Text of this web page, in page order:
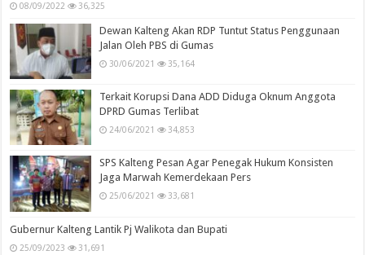
08/09/2022 36,325
Dewan Kalteng Akan RDP Tuntut Status Penggunaan
Jalan Oleh PBS di Gumas
30/06/2021 35,164
Terkait Korupsi Dana ADD Diduga Oknum Anggota
DPRD Gumas Terlibat
24/06/2021 34,853
SPS Kalteng Pesan Agar Penegak Hukum Konsisten
Jaga Marwah Kemerdekaan Pers
25/06/2021 33,681
Gubernur Kalteng Lantik Pj Walikota dan Bupati
25/09/2023 31,691